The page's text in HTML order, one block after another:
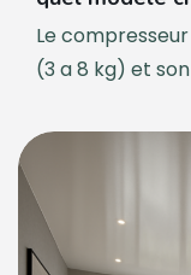
Le
(3 a 8 kg) et